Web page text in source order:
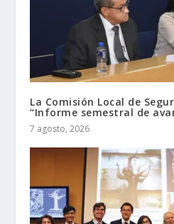
La Comisión Local de
“Informe semestral de
7 agosto, 2026